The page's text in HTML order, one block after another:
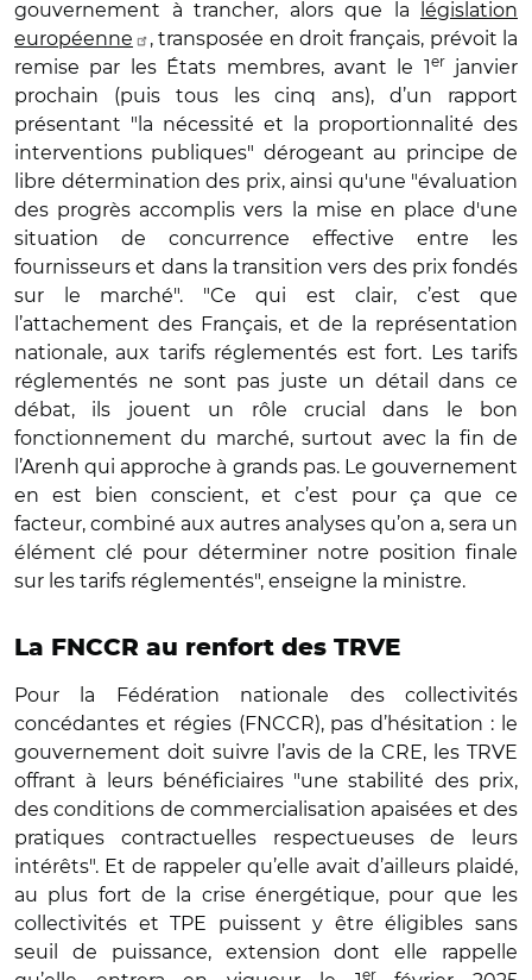
gouvernement à trancher, alors que la
législation
européenne
, transposée en droit français, prévoit la
remise par les États membres, avant le 1erjanvier
prochain (puis tous les cinq ans), d’un rapport
présentant "la nécessité et la proportionnalité des
interventions publiques" dérogeant au principe de
libre détermination des prix, ainsi qu'une "évaluation
des progrès accomplis vers la mise en place d'une
situation de concurrence effective entre les
fournisseurs et dans la transition vers des prix fondés
sur le marché". "Ce qui est clair, c’est que
l’attachement des Français, et de la représentation
nationale, aux tarifs réglementés est fort. Les tarifs
réglementés ne sont pas juste un détail dans ce
débat, ils jouent un rôle crucial dans le bon
fonctionnement du marché, surtout avec la fin de
l’Arenh qui approche à grands pas. Le gouvernement
en est bien conscient, et c’est pour ça que ce
facteur, combiné aux autres analyses qu’on a, sera un
élément clé pour déterminer notre position finale
sur les tarifs réglementés", enseigne la ministre.
La FNCCR au renfort des TRVE
Pour la Fédération nationale des collectivités
concédantes et régies (FNCCR), pas d’hésitation : le
gouvernement doit suivre l’avis de la CRE, les TRVE
offrant à leurs bénéficiaires "une stabilité des prix,
des conditions de commercialisation apaisées et des
pratiques contractuelles respectueuses de leurs
intérêts". Et de rappeler qu’elle avait d’ailleurs plaidé,
au plus fort de la crise énergétique, pour que les
collectivités et TPE puissent y être éligibles sans
seuil de puissance, extension dont elle rappelle
er